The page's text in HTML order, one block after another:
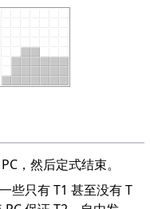
，然后定式结束。
些只有 T1 甚至没有 T